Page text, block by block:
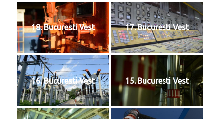
18. Bucuresti Vest 17. Bucuresti Vest
16. Bucuresti Vest 15. Bucuresti Vest